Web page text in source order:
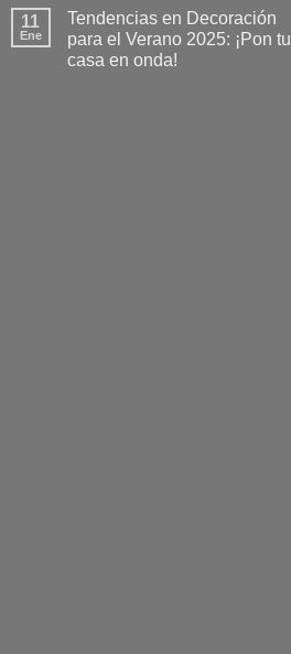
11
Ene
Tendencias en Decoración
para el Verano 2025: ¡Pon tu
casa en onda!